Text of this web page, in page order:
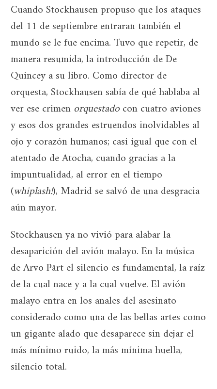
Cuando Stockhausen propuso que los ataques
del 11 de septiembre entraran también el
mundo se le fue encima. Tuvo que repetir, de
manera resumida, la introducción de De
Quincey a su libro. Como director de
orquesta, Stockhausen sabía de qué hablaba al
ver ese crimenorquestadocon cuatro aviones
y esos dos grandes estruendos inolvidables al
ojo y corazón humanos; casi igual que con el
atentado de Atocha, cuando gracias a la
impuntualidad, al error en el tiempo
(whiplash!), Madrid se salvó de una desgracia
aún mayor.
Stockhausen ya no vivió para alabar la
desaparición del avión malayo. En la música
de Arvo Pärt el silencio es fundamental, la raíz
de la cual nace y a la cual vuelve. El avión
malayo entra en los anales del asesinato
considerado como una de las bellas artes como
un gigante alado que desaparece sin dejar el
más mínimo ruido, la más mínima huella,
silencio total.